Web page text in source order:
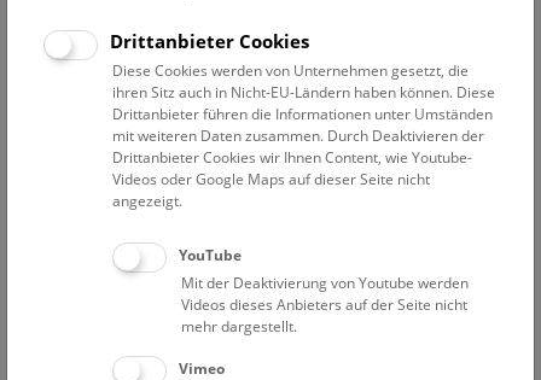
Mond-Rallye für Familien
Museumspädagoginnen und –pädagogen werden von
20.05. bis 01.06.2020 unterwegs sein, um Familien zu
einer Rätselrallye zum Thema „Eine Reise zum Mond“ zu
animieren. Die Forschungstour führt durch die
mineralogischen Schausäle und findet von 10.00 bis
17.00 Uhr statt. (Es ist keine Anmeldung erforderlich.)
Neue Installation am Eiszeitgang: Elisabeth von
Samsonow
Drittanbieter Cookies
Diese Cookies werden von Unternehmen gesetzt, die
ihren Sitz auch in Nicht-EU-Ländern haben können. Diese
Drittanbieter führen die Informationen unter Umständen
mit weiteren Daten zusammen. Durch Deaktivieren der
Drittanbieter Cookies wir Ihnen Content, wie Youtube-
Videos oder Google Maps auf dieser Seite nicht
angezeigt.
YouTube
Mit der Deaktivierung von Youtube werden
Videos dieses Anbieters auf der Seite nicht
mehr dargestellt.
Vimeo